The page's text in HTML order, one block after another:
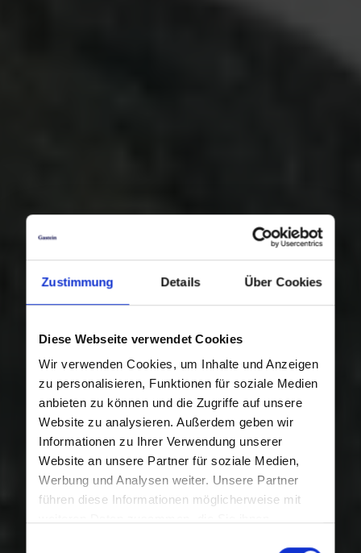
Zustimmung Details Über Cookies
Diese Webseite verwendet Cookies
Wir verwenden Cookies, um Inhalte und Anzeigen
zu personalisieren, Funktionen für soziale Medien
anbieten zu können und die Zugriffe auf unsere
Website zu analysieren. Außerdem geben wir
Informationen zu Ihrer Verwendung unserer
Website an unsere Partner für soziale Medien,
Werbung und Analysen weiter. Unsere Partner
führen diese Informationen möglicherweise mit